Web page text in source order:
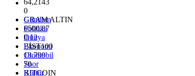
64,2143
0
GRAM ALTIN
6500.87
0.12
BİST100
13.799
70
BITCOIN
Gündem
Politika
Dünya
Ekonomi
Otomobil
Spor
Kültür